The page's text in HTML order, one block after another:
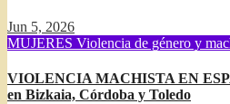
Jun 5, 2026
MUJERES Violencia de género y
VIOLENCIA MACHISTA EN
en Bizkaia, Córdoba y Toledo